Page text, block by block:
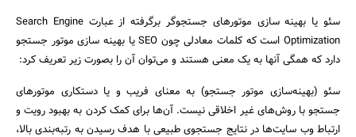
سئو یا بهینه سازی موتورهای جستجوگر برگرفته از عبارت Search Engine
Optimization است که کلمات معادلی چون SEO یا بهینه سازی موتور جستجو
دارد که همگی آنها به یک معنی هستند و می‌توان آن را بصورت زیر تعریف کرد:
سئو (بهینه‌سازی موتور جستجو) به معنای فریب و یا دستکاری موتور‌های
جستجو با روش‌های غیر اخلاقی نیست. آن‌ها برای کمک کردن به بهبود رویت و
ارتباط وب سایت‌ها در نتایج جستجوی طبیعی با هدف رسیدن به رتبه‌بندی بالا،